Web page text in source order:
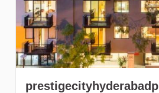
prestigecityhyderabadp